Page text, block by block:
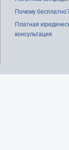
Почему
Платная
консультация